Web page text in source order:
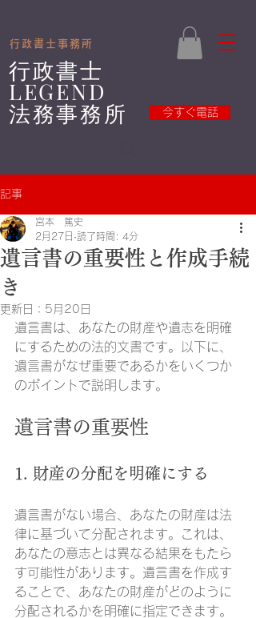
​行政書士事務所
今すぐ電話
​行政書士
LEGEND
法務事務所
記事
遺言書の重要性と作成手続
き
宮本 篤史
2月27日 読了時間: 4分
更新日： 5月20日
遺言書は、あなたの財産や遺志を明確
にするための法的文書です。以下に、
遺言書がなぜ重要であるかをいくつか
のポイントで説明します。
遺言書の重要性
1. 財産の分配を明確にする
遺言書がない場合、あなたの財産は法
律に基づいて分配されます。これは、
あなたの意志とは異なる結果をもたら
す可能性があります。遺言書を作成す
ることで、あなたの財産がどのように
分配されるかを明確に指定できます。